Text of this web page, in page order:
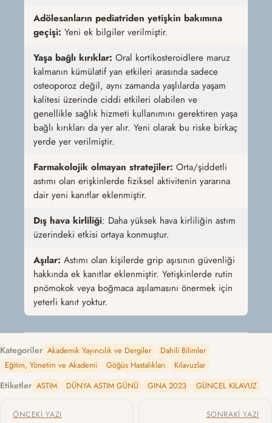
Adölesanların pediatriden yetişkin bakımına
geçişi:Yeni ek bilgiler verilmiştir.
Yaşa bağlı kırıklar:Oral kortikosteroidlere maruz
kalmanın kümülatif yan etkileri arasında sadece
osteoporoz değil, aynı zamanda yaşlılarda yaşam
kalitesi üzerinde ciddi etkileri olabilen ve
genellikle sağlık hizmeti kullanımını gerektiren yaşa
bağlı kırıkları da yer alır. Yeni olarak bu riske birkaç
yerde yer verilmiştir.
Farmakolojik olmayan stratejiler:Orta/şiddetli
astımı olan erişkinlerde fiziksel aktivitenin yararına
dair yeni kanıtlar eklenmiştir.
Dış hava kirliliği: Daha yüksek hava kirliliğin astım
üzerindeki etkisi ortaya konmuştur.
Aşılar:Astımı olan kişilerde grip aşısının güvenliği
hakkında ek kanıtlar eklenmiştir. Yetişkinlerde rutin
pnömokok veya boğmaca aşılamasını önermek için
yeterli kanıt yoktur.
Kategoriler Akademik Yayıncılık ve Dergiler
Dahili Bilimler
Eğitim, Yönetim ve Akademi
Göğüs Hastalıkları Kılavuzlar
Etiketler ASTIM DÜNYA ASTIM GÜNÜ GINA 2023 GÜNCEL KILAVUZ
Yazı gezinmesi
ÖNCEKI YAZI SONRAKI YAZI